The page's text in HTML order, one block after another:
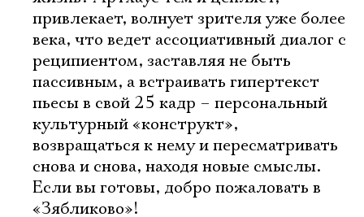
привлекает, волнует зрителя уже более
века, что ведет ассоциативный диалог с
реципиентом, заставляя не быть
пассивным, а встраивать гипертекст
пьесы в свой 25 кадр – персональный
культурный «конструкт»,
возвращаться к нему и пересматривать
снова и снова, находя новые смыслы.
Если вы готовы, добро пожаловать в
«Зябликово»!